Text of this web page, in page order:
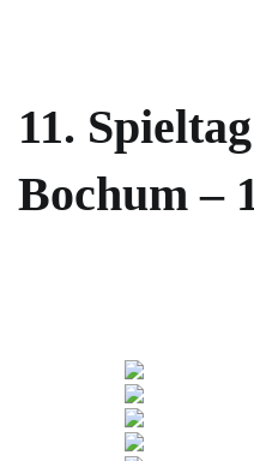
11.
Bochum –